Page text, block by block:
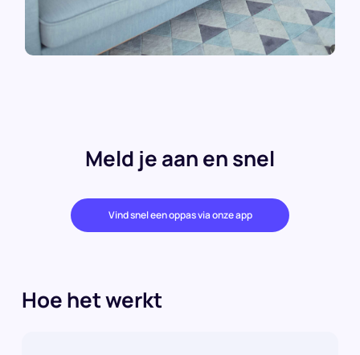
Meld je aan en snel
Vind snel een oppas via onze app
Hoe het werkt